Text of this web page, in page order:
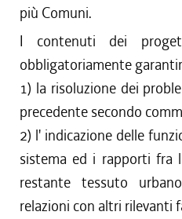
più Comuni.
I contenuti dei
obbligatoriamente
1) la risoluzione dei
precedente secondo
2) l' indicazione delle
sistema ed i rapporti fra
restante tessuto
relazioni con altri rilevanti